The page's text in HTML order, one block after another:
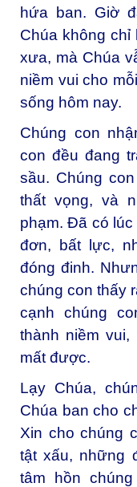
hứa ban. Giờ
Chúa không
xưa, mà Chúa
niềm vui cho
sống hôm nay.
Chúng con
con đều đang
sầu. Chúng
thất vọng, và
phạm. Đã có
đơn, bất lực,
đóng đinh.
chúng con thấy
cạnh chúng
thành niềm
mất được.
Lạy Chúa,
Chúa ban cho
Xin cho chúng
tật xấu, những
tâm hồn